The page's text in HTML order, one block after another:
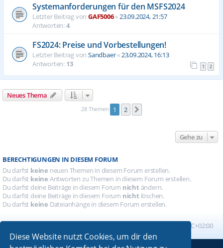
Diese Website nutzt Cookies, um dir den
Systemanforderungen für den MSFS2024
Letzter Beitrag von GAF5006«23.09.2024, 21:57
Antworten:4
FS2024: Preise und Vorbestellungen!
Letzter Beitrag von Sandbaer«23.09.2024, 16:13
Antworten: 13 1 2
Neues Thema
28 Themen 1 2
Gehe zu
BERECHTIGUNGEN IN DIESEM FORUM
Du darfst keine neuen Themen in diesem Forum erstellen.
Du darfst keine Antworten zu Themen in diesem Forum erstellen.
Du darfst deine Beiträge in diesem Forum nicht ändern.
Du darfst deine Beiträge in diesem Forum nicht löschen.
Du darfst keine Dateianhänge in diesem Forum erstellen.
UTC+02:00